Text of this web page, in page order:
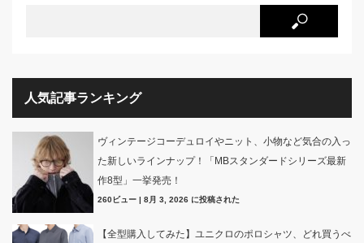
人気記事ランキング
ヴィンテージコーデュロイやニット、小物など気合の入っ
た新しいラインナップ！「MBスタンダードシリーズ最新
作8型」一挙発売！
260ビュー | 8月 3, 2026 に投稿された
【全型購入してみた】ユニクロのポロシャツ、どれ買うべ